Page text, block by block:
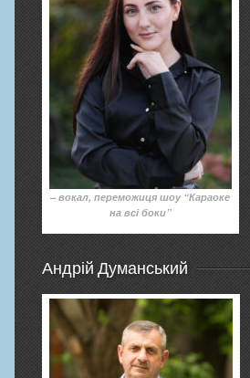
– вокал, переможиця шоу “Караоке
на всі боки”
Андрій Думанський